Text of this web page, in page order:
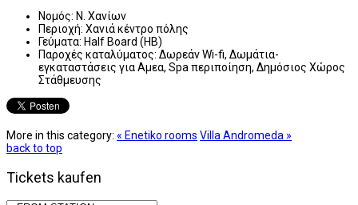
Νομός: Ν. Χανίων
Περιοχή: Χανιά κέντρο πόλης
Γεύματα: Half Board (HB)
Παροχές καταλύματος: Δωρεάν Wi-fi, Δωμάτια-
εγκαταστάσεις για Αμεα, Spa περιποίηση, Δημόσιος Χώρος
Στάθμευσης
More in this category: « Enetiko rooms Villa Andromeda »
back to top
Tickets kaufen